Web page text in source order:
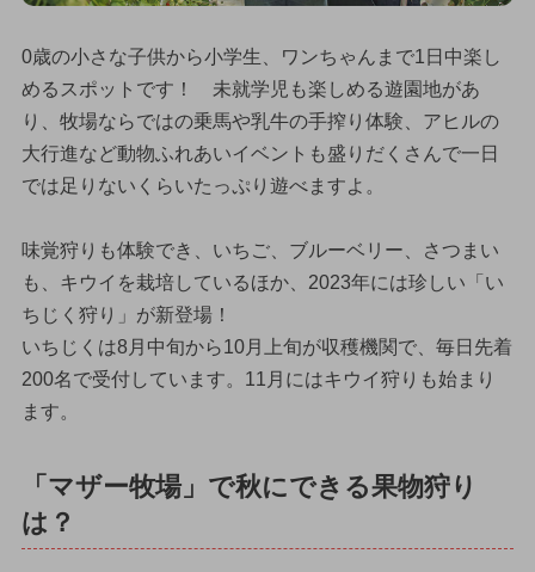
0歳の小さな子供から小学生、ワンちゃんまで1日中楽し
めるスポットです！ 未就学児も楽しめる遊園地があ
り、牧場ならではの乗馬や乳牛の手搾り体験、アヒルの
大行進など動物ふれあいイベントも盛りだくさんで一日
では足りないくらいたっぷり遊べますよ。
味覚狩りも体験でき、いちご、ブルーベリー、さつまい
も、キウイを栽培しているほか、2023年には珍しい「い
ちじく狩り」が新登場！
いちじくは8月中旬から10月上旬が収穫機関で、毎日先着
200名で受付しています。11月にはキウイ狩りも始まり
ます。
「マザー牧場」で秋にできる果物狩り
は？